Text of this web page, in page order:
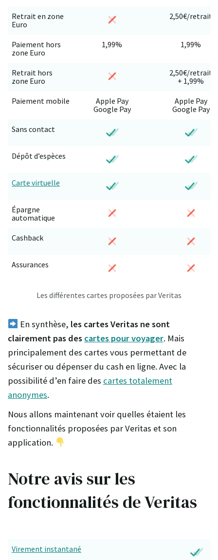
Retrait en zone
Euro
2,50€/retrait
Paiement hors
zone Euro
1,99% 1,99%
Retrait hors
zone Euro
2,50€/retrait
+ 1,99%
Paiement mobile
Apple Pay
Google Pay
Apple Pay
Google Pay
Sans contact
Dépôt d’espèces
Carte virtuelle
Épargne
automatique
Cashback
Assurances
Les différentes cartes proposées par Veritas
En synthèse, les cartes Veritas ne sont
clairement pas des cartes pour voyager. Mais
principalement des cartes vous permettant de
sécuriser ou dépenser du cash en ligne. Avec la
possibilité d’en faire des cartes totalement
anonymes.
Nous allons maintenant voir quelles étaient les
fonctionnalités proposées par Veritas et son
application.
Notre avis sur les
fonctionnalités de Veritas
Virement instantané